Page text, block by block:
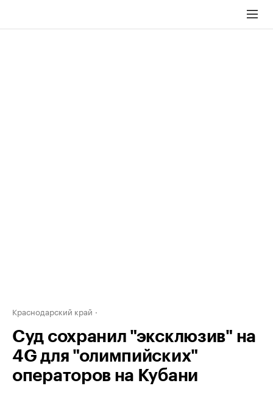
Краснодарский край
Суд сохранил "эксклюзив" на
4G для "олимпийских"
операторов на Кубани